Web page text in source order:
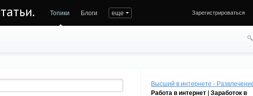
Топики Блоги еще Зарегистрироваться
Высший в интернете -
Работа в интернет | Заработок в